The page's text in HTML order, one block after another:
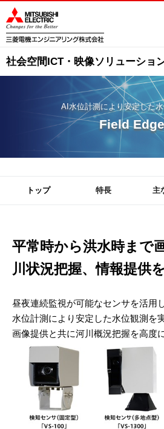
社会空間ICT・映像ソリューショ
AI水位計測により安定した
Field Edge
トップ 特長 主
平常時から洪水時まで
川状況把握、情報提供
昼夜連続監視が可能なセンサを活用
水位計測により安定した水位観測を実
画像提供と共に河川概況把握を高度